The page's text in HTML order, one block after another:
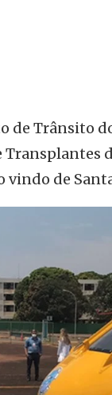
de Trânsito
vindo de